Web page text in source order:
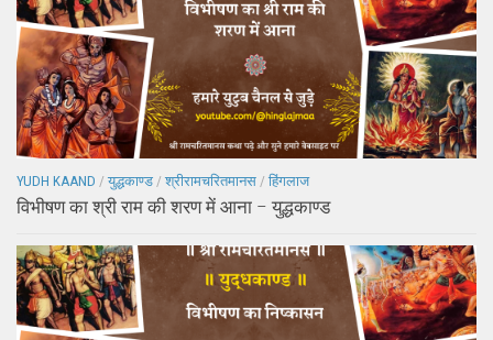
YUDH KAAND / युद्धकाण्ड / श्रीरामचरितमानस / हिंगलाज
विभीषण का श्री राम की शरण में आना – युद्धकाण्ड